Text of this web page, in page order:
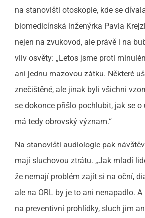
na stanovišti otoskopie, kde se
biomedicínská inženýrka Pavla
nejen na zvukovod, ale právě i na
vliv osvěty: „Letos jsme proti
ani jednu mazovou zátku. Některé
znečištěné, ale jinak byli všichni
se dokonce přišlo pochlubit, jak se o
má tedy obrovský význam.“
Na stanovišti audiologie pak
mají sluchovou ztrátu. „Jak mladí
že nemají problém zajít si na oční,
ale na ORL by je to ani nenapadlo.
na preventivní prohlídky, sluch jim